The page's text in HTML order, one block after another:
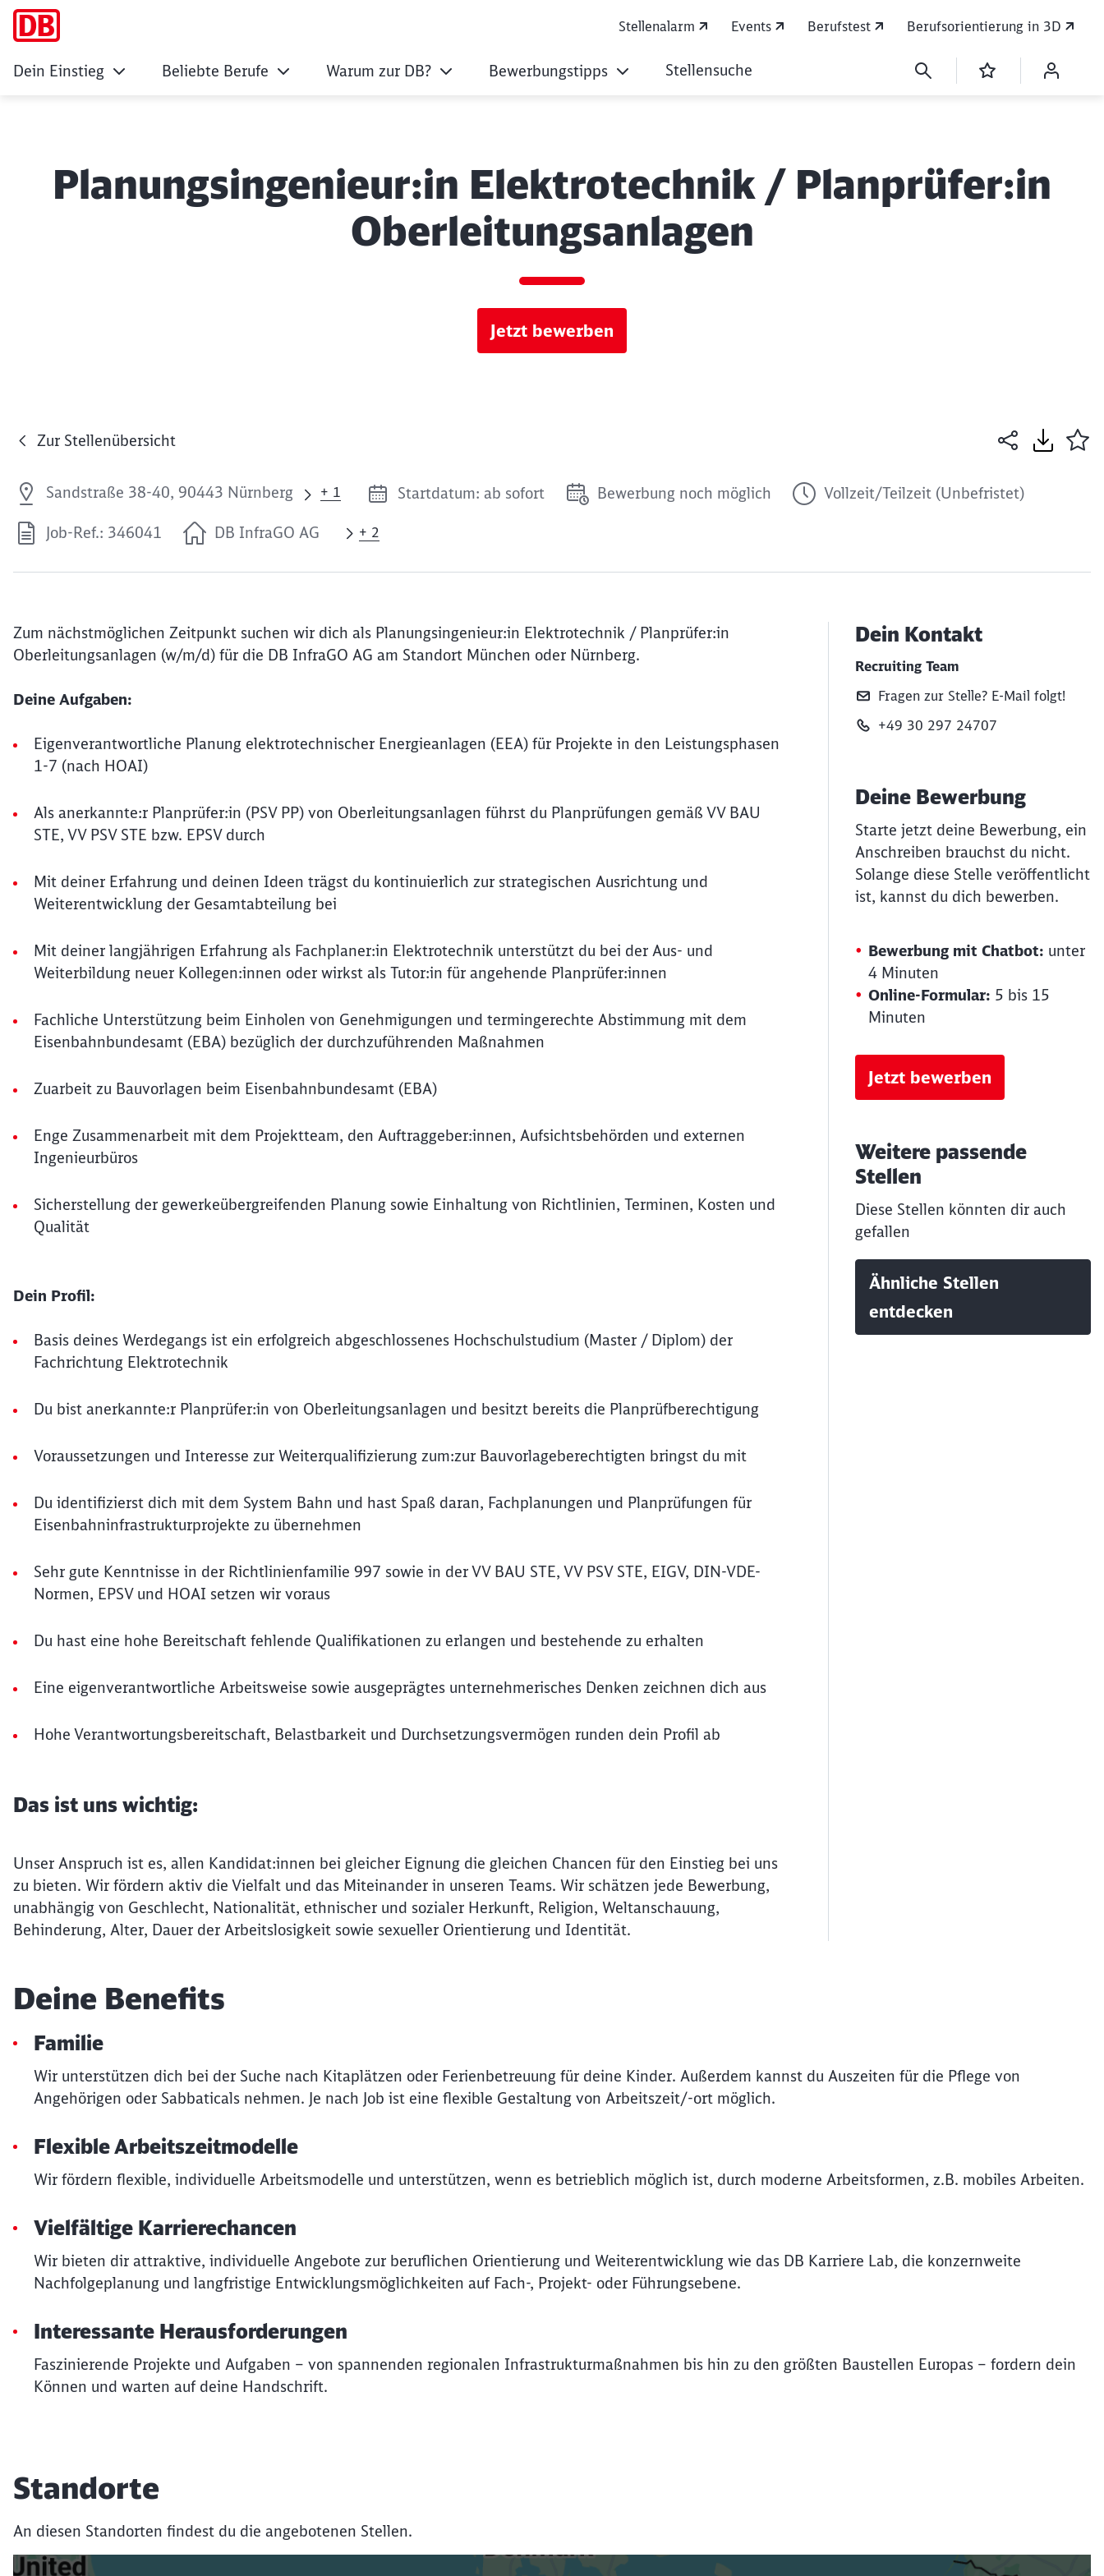
Stellenalarm Events Berufstest Berufsorientierung in 3D
Dein Einstieg Beliebte Berufe Warum zur DB? Bewerbungstipps Stellensuche
Planungsingenieur:in Elektrotechnik / Planprüfer:in
Oberleitungsanlagen
Jetzt bewerben
Zur Stellenübersicht
Sandstraße 38-40, 90443 Nürnberg + 1 Startdatum: ab sofort Bewerbung noch möglich Vollzeit/Teilzeit (Unbefristet)
Job-Ref.: 346041 DB InfraGO AG + 2
Zum nächstmöglichen Zeitpunkt suchen wir dich als Planungsingenieur:in Elektrotechnik / Planprüfer:in
Oberleitungsanlagen (w/m/d) für die DB InfraGO AG am Standort München oder Nürnberg.
Deine Aufgaben:
Eigenverantwortliche Planung elektrotechnischer Energieanlagen (EEA) für Projekte in den Leistungsphasen
1-7 (nach HOAI)
Als anerkannte:r Planprüfer:in (PSV PP) von Oberleitungsanlagen führst du Planprüfungen gemäß VV BAU
STE, VV PSV STE bzw. EPSV durch
Mit deiner Erfahrung und deinen Ideen trägst du kontinuierlich zur strategischen Ausrichtung und
Weiterentwicklung der Gesamtabteilung bei
Mit deiner langjährigen Erfahrung als Fachplaner:in Elektrotechnik unterstützt du bei der Aus- und
Weiterbildung neuer Kollegen:innen oder wirkst als Tutor:in für angehende Planprüfer:innen
Fachliche Unterstützung beim Einholen von Genehmigungen und termingerechte Abstimmung mit dem
Eisenbahnbundesamt (EBA) bezüglich der durchzuführenden Maßnahmen
Zuarbeit zu Bauvorlagen beim Eisenbahnbundesamt (EBA)
Enge Zusammenarbeit mit dem Projektteam, den Auftraggeber:innen, Aufsichtsbehörden und externen
Ingenieurbüros
Sicherstellung der gewerkeübergreifenden Planung sowie Einhaltung von Richtlinien, Terminen, Kosten und
Qualität
Dein Profil:
Basis deines Werdegangs ist ein erfolgreich abgeschlossenes Hochschulstudium (Master / Diplom) der
Fachrichtung Elektrotechnik
Du bist anerkannte:r Planprüfer:in von Oberleitungsanlagen und besitzt bereits die Planprüfberechtigung
Voraussetzungen und Interesse zur Weiterqualifizierung zum:zur Bauvorlageberechtigten bringst du mit
Du identifizierst dich mit dem System Bahn und hast Spaß daran, Fachplanungen und Planprüfungen für
Eisenbahninfrastrukturprojekte zu übernehmen
Sehr gute Kenntnisse in der Richtlinienfamilie 997 sowie in der VV BAU STE, VV PSV STE, EIGV, DIN-VDE-
Normen, EPSV und HOAI setzen wir voraus
Du hast eine hohe Bereitschaft fehlende Qualifikationen zu erlangen und bestehende zu erhalten
Eine eigenverantwortliche Arbeitsweise sowie ausgeprägtes unternehmerisches Denken zeichnen dich aus
Hohe Verantwortungsbereitschaft, Belastbarkeit und Durchsetzungsvermögen runden dein Profil ab
Das ist uns wichtig:
Unser Anspruch ist es, allen Kandidat:innen bei gleicher Eignung die gleichen Chancen für den Einstieg bei uns
zu bieten. Wir fördern aktiv die Vielfalt und das Miteinander in unseren Teams. Wir schätzen jede Bewerbung,
unabhängig von Geschlecht, Nationalität, ethnischer und sozialer Herkunft, Religion, Weltanschauung,
Behinderung, Alter, Dauer der Arbeitslosigkeit sowie sexueller Orientierung und Identität.
Dein Kontakt
Recruiting Team
Fragen zur Stelle? E‑Mail folgt!
+49 30 297 24707
Deine Bewerbung
Starte jetzt deine Bewerbung, ein
Anschreiben brauchst du nicht.
Solange diese Stelle veröffentlicht
ist, kannst du dich bewerben.
Bewerbung mit Chatbot: unter
4 Minuten
Online-Formular: 5 bis 15
Minuten
Jetzt bewerben
Weitere passende
Stellen
Diese Stellen könnten dir auch
gefallen
Ähnliche Stellen
entdecken
Deine Benefits
Familie
Wir unterstützen dich bei der Suche nach Kitaplätzen oder Ferienbetreuung für deine Kinder. Außerdem kannst du Auszeiten für die Pflege von
Angehörigen oder Sabbaticals nehmen. Je nach Job ist eine flexible Gestaltung von Arbeitszeit/-ort möglich.
Flexible Arbeitszeitmodelle
Wir fördern flexible, individuelle Arbeitsmodelle und unterstützen, wenn es betrieblich möglich ist, durch moderne Arbeitsformen, z.B. mobiles Arbeiten.
Vielfältige Karrierechancen
Wir bieten dir attraktive, individuelle Angebote zur beruflichen Orientierung und Weiterentwicklung wie das DB Karriere Lab, die konzernweite
Nachfolgeplanung und langfristige Entwicklungsmöglichkeiten auf Fach-, Projekt- oder Führungsebene.
Interessante Herausforderungen
Faszinierende Projekte und Aufgaben – von spannenden regionalen Infrastrukturmaßnahmen bis hin zu den größten Baustellen Europas – fordern dein
Können und warten auf deine Handschrift.
Standorte
An diesen Standorten findest du die angebotenen Stellen.
Abbrechen Weiter